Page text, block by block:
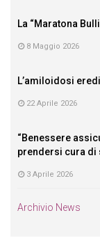
La “Maratona
8 Maggio 2026
L’amiloidosi
22 Aprile 2026
“Benessere
prendersi cura di
3 Aprile 2026
Archivio News